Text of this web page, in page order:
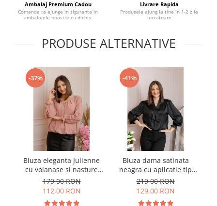
Ambalaj Premium Cadou
Comanda ta ajunge in siguranta in
ambalajele noastre cu dichis.
Livrare Rapida
Produsele ajung la tine in 1-2 zile
lucratoare
PRODUSE ALTERNATIVE
-37%
Bluza eleganta Julienne
cu volanase si nasture
stilizat - Roz pudrat
179,00 RON
112,00 RON
-41%
Bluza dama satinata
neagra cu aplicatie tip
cravata Yvonne
219,00 RON
129,00 RON